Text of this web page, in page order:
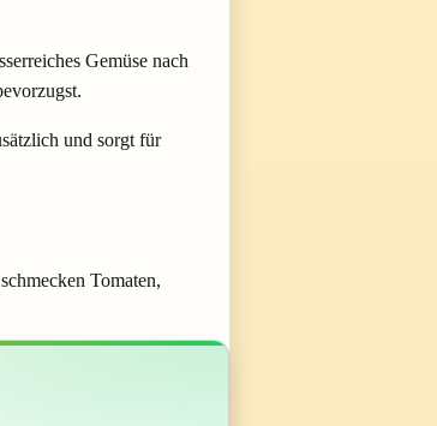
Gemüse nach
und sorgt für
Tomaten,